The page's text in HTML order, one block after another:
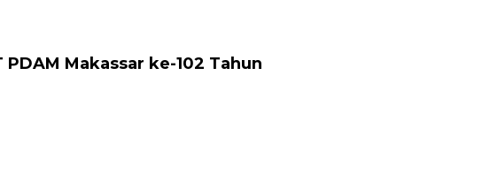
Makassar ke-102 Tahun